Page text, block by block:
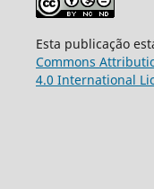
Esta publicação
Commons
4.0 International